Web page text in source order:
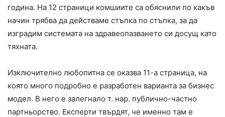
година. На 12 страници комшиите са обяснили по какъв
начин трябва да действаме стъпка по стъпка, за да
изградим системата на здравеопазването си досущ като
тяхната.
Изключително любопитна се оказва 11-а страница, на
която много подробно е разработен варианта за бизнес
модел. В него е залегнало т. нар. публично-частно
партньорство. Експерти твърдят, че именно там е